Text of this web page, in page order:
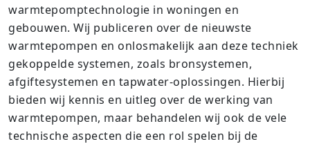
warmtepomptechnologie in woningen en
gebouwen. Wij publiceren over de nieuwste
warmtepompen en onlosmakelijk aan deze techniek
gekoppelde systemen, zoals bronsystemen,
afgiftesystemen en tapwater-oplossingen. Hierbij
bieden wij kennis en uitleg over de werking van
warmtepompen, maar behandelen wij ook de vele
technische aspecten die een rol spelen bij de